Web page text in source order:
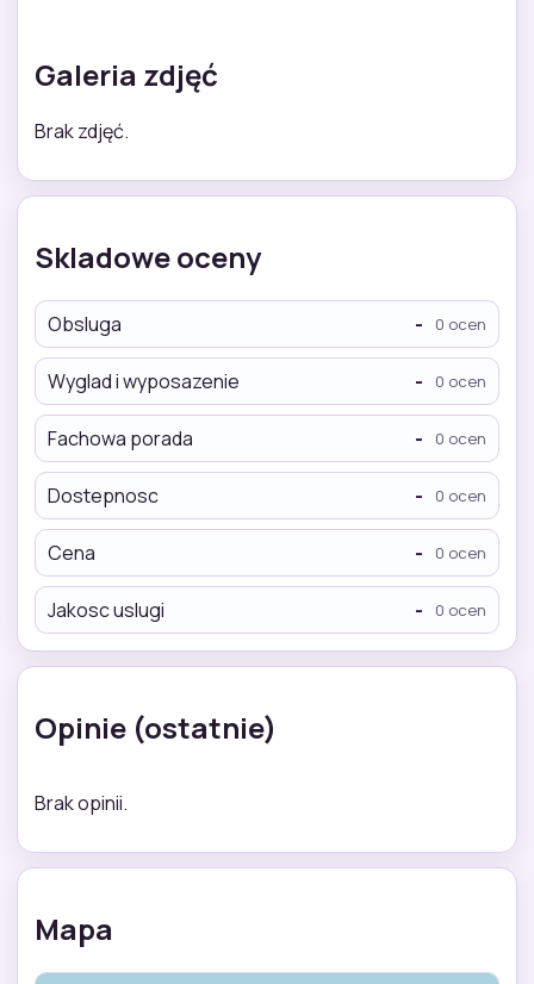
Galeria zdjęć
Brak zdjęć.
Skladowe oceny
Obsluga - 0 ocen
Wyglad i wyposazenie - 0 ocen
Fachowa porada - 0 ocen
Dostepnosc - 0 ocen
Cena - 0 ocen
Jakosc uslugi - 0 ocen
Opinie (ostatnie)
Brak opinii.
Mapa